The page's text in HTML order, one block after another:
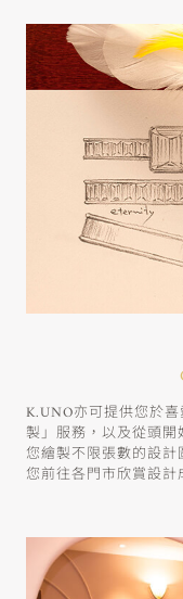
K.UNO亦可提供您於
製」服務，以及從頭
您繪製不限張數的設
您前往各門市欣賞設計